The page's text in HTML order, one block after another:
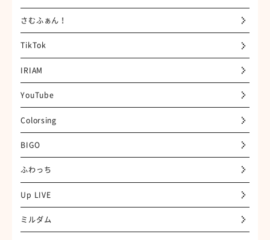
さむふぁん！
TikTok
IRIAM
YouTube
Colorsing
BIGO
ふわっち
Up LIVE
ミルダム